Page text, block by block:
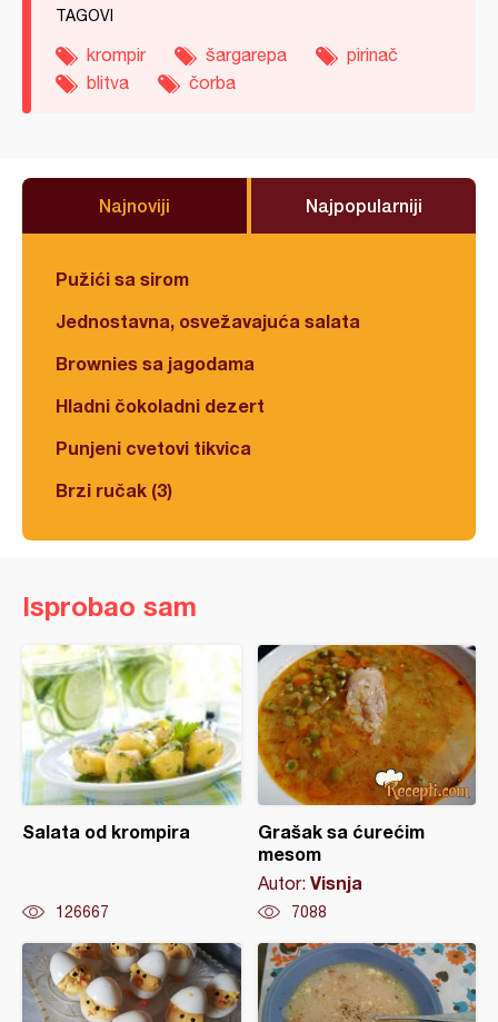
TAGOVI
krompir šargarepa
pirinač
blitva
čorba
Najnoviji Najpopularniji
Pužići sa sirom
Jednostavna, osvežavajuća salata
Brownies sa jagodama
Hladni čokoladni dezert
Punjeni cvetovi tikvica
Brzi ručak (3)
Isprobao sam
Salata od krompira
126667
Grašak sa ćurećim
mesom
Autor: Visnja
7088